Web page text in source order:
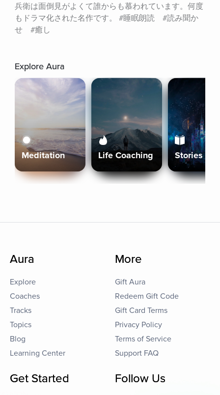
兵衛は面倒見がよくて誰からも慕われています。何度
もドラマ化された名作です。 #睡眠朗読　#読み聞か
せ　#癒し
Explore Aura
Meditation Life Coaching Stories
Aura
Explore
Coaches
Tracks
Topics
Blog
Learning Center
More
Gift Aura
Redeem Gift Code
Gift Card Terms
Privacy Policy
Terms of Service
Support FAQ
Get Started Follow Us